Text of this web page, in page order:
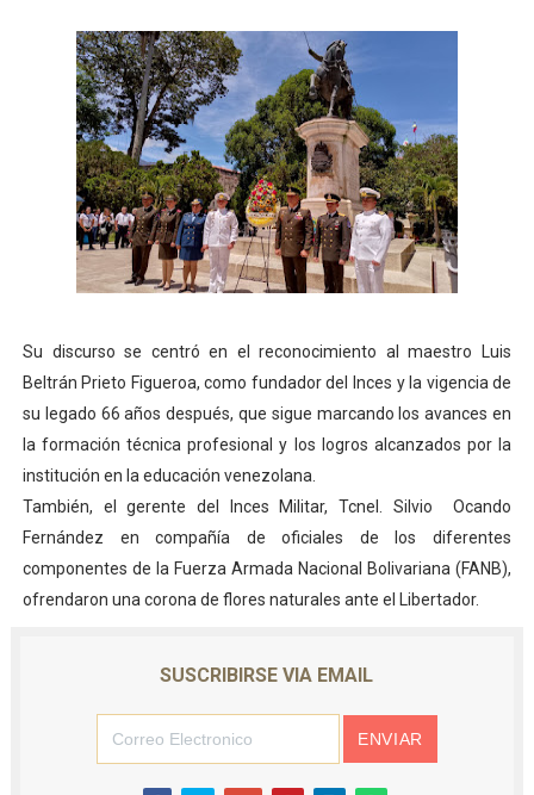
Su discurso se centró en el reconocimiento al maestro Luis
Beltrán Prieto Figueroa, como fundador del Inces y la vigencia de
su legado 66 años después, que sigue marcando los avances en
la formación técnica profesional y los logros alcanzados por la
institución en la educación venezolana.
También, el gerente del Inces Militar, Tcnel. Silvio Ocando
Fernández en compañía de oficiales de los diferentes
componentes de la Fuerza Armada Nacional Bolivariana (FANB),
ofrendaron una corona de flores naturales ante el Libertador.
SUSCRIBIRSE VIA EMAIL